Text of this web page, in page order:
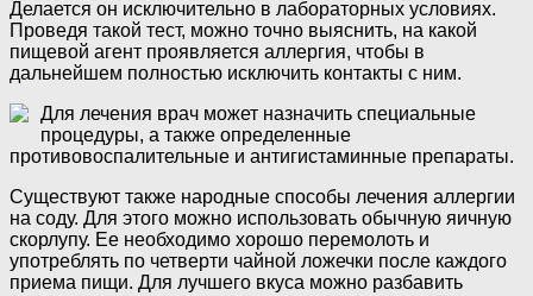
Делается он исключительно в лабораторных условиях.
Проведя такой тест, можно точно выяснить, на какой
пищевой агент проявляется аллергия, чтобы в
дальнейшем полностью исключить контакты с ним.
Для лечения врач может назначить специальные
процедуры, а также определенные
противовоспалительные и антигистаминные препараты.
Существуют также народные способы лечения аллергии
на соду. Для этого можно использовать обычную яичную
скорлупу. Ее необходимо хорошо перемолоть и
употреблять по четверти чайной ложечки после каждого
приема пищи. Для лучшего вкуса можно разбавить